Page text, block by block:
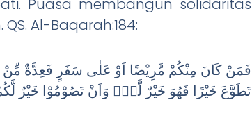
Puasa membangun solidaritas
Al-Baqarah:184:
فَمَنْ كَانَ مِنْكُمْ مَّرِيْضًا اَوْ عَلٰى سَفَرٍ فَعِدَّةٌ
تَطَوَّعَ خَيْرًا فَهُوَ خَيْرٌ لَّهٗۗ وَاَنْ تَصُوْمُوْا خَيْرٌ لَّكُمْ